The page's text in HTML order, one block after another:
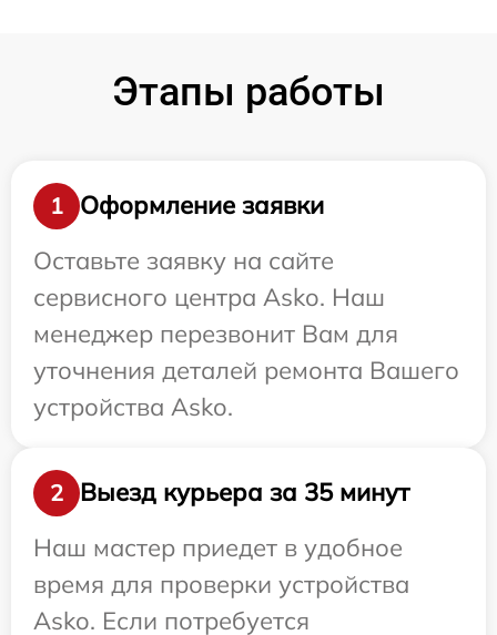
Этапы работы
1
Оформление заявки
Оставьте заявку на сайте
сервисного центра Asko. Наш
менеджер перезвонит Вам для
уточнения деталей ремонта Вашего
устройства Asko.
2
Выезд курьера за 35 минут
Наш мастер приедет в удобное
время для проверки устройства
Asko. Если потребуется